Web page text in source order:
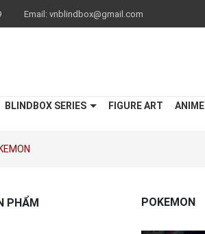
Email: vnblindbox@gmail.com
BLINDBOX SERIES FIGURE ART ANIME
PHẨM POKEMON